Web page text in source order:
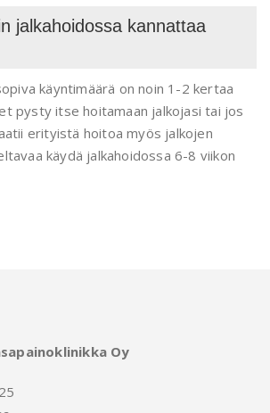
jalkahoidossa kannattaa
käyntimäärä on noin 1-2 kertaa
pysty itse hoitamaan jalkojasi tai jos
erityistä hoitoa myös jalkojen
käydä jalkahoidossa 6-8 viikon
Oy